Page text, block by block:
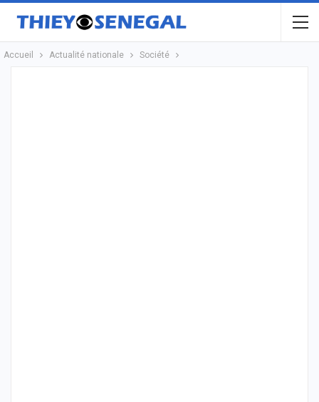
Accueil Actualité nationale Société